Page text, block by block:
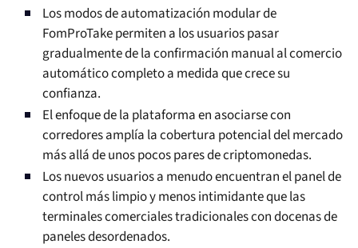
Los modos de automatización modular de
FomProTake permiten a los usuarios pasar
gradualmente de la confirmación manual al comercio
automático completo a medida que crece su
confianza.
El enfoque de la plataforma en asociarse con
corredores amplía la cobertura potencial del mercado
más allá de unos pocos pares de criptomonedas.
Los nuevos usuarios a menudo encuentran el panel de
control más limpio y menos intimidante que las
terminales comerciales tradicionales con docenas de
paneles desordenados.